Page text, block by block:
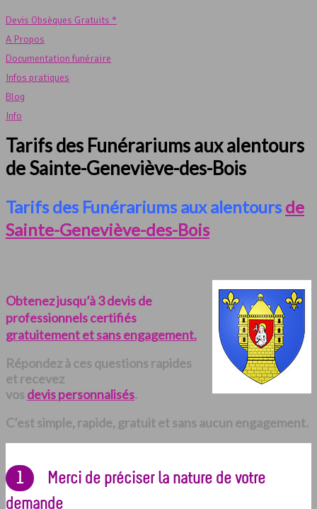
Devis Obsèques Gratuits *
A Propos
Documentation funéraire
Infos pratiques
Blog
Info
Tarifs des Funérariums aux alentours
de Sainte-Geneviève-des-Bois
Tarifs des Funérariums aux alentours de
Sainte-Geneviève-des-Bois
Obtenez jusqu’à 3 devis de
professionnels certifiés
gratuitement et sans engagement.
Répondez à ces questions rapides
et recevez
vos devis personnalisés.
C’est simple, rapide, gratuit et sans aucun engagement.